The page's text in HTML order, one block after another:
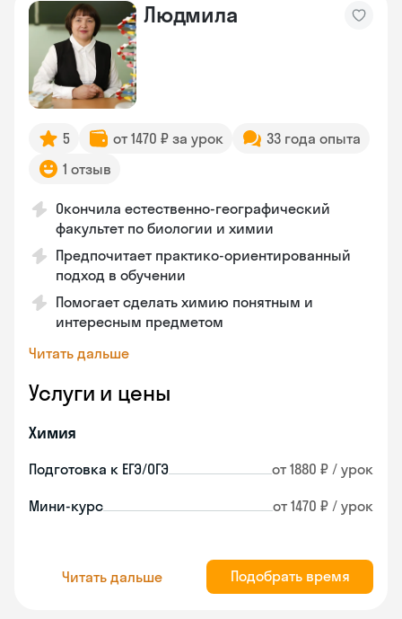
Людмила
5 от 1470 ₽ за урок
33 года опыта
1 отзыв
Окончила естественно-географический
факультет по биологии и химии
Предпочитает практико-ориентированный
подход в обучении
Помогает сделать химию понятным и
интересным предметом
Читать дальше
Услуги и цены
Химия
Подготовка к ЕГЭ/ОГЭ от 1880 ₽ / урок
Мини-курс от 1470 ₽ / урок
Читать дальше Подобрать время